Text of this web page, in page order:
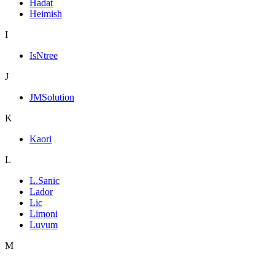
Hadat
Heimish
I
IsNtree
J
JMSolution
K
Kaori
L
L.Sanic
Lador
Lic
Limoni
Luvum
M